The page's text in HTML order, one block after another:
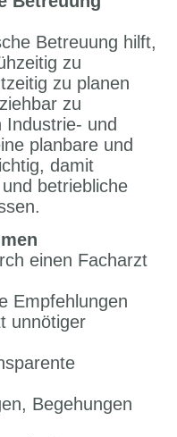
Betreuung hilft,
zu
zu planen
zu
und
planbare und
damit
betriebliche
einen Facharzt
Empfehlungen
unnötiger
Begehungen